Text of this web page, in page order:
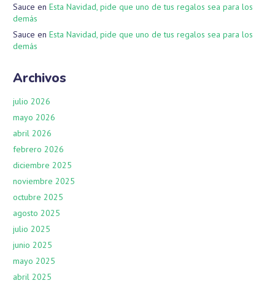
Sauce en Esta Navidad, pide que uno de tus regalos sea para los
demás
Sauce en Esta Navidad, pide que uno de tus regalos sea para los
demás
Archivos
julio 2026
mayo 2026
abril 2026
febrero 2026
diciembre 2025
noviembre 2025
octubre 2025
agosto 2025
julio 2025
junio 2025
mayo 2025
abril 2025